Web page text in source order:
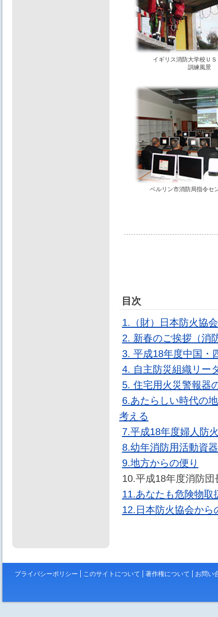
イギリス消防大学校Ｕ
訓練風景
ベルリン市消防局指令セ
目次
1.（財）日本防火協
2. 新春のご挨拶（消
3. 平成18年度中国・
4. 自主防災組織リー
5. 住宅用火災警報器
6.あたらしい時代の
考える
7.平成18年度婦人防
8.幼年消防用活動資
9.地方からの便り
10.平成18年度消防
11.あなたも危険物取
12.日本防火協会から
プライバシーポリシー このサイトについて 著作権について お問い